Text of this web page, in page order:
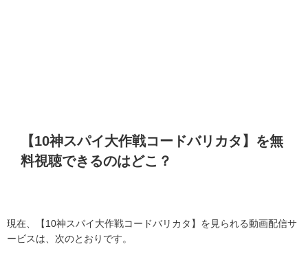
【10神スパイ大作戦コードバリカタ】を無
料視聴できるのはどこ？
現在、【10神スパイ大作戦コードバリカタ】を見られる動画配信サ
ービスは、次のとおりです。